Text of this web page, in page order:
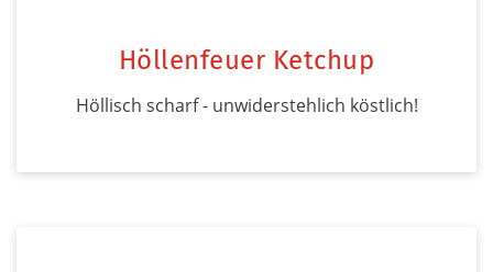
Höllenfeuer Ketchup
Höllisch scharf - unwiderstehlich köstlich!